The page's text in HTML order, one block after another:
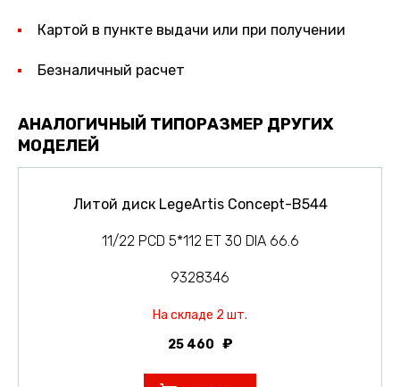
Картой в пункте выдачи или при получении
Безналичный расчет
АНАЛОГИЧНЫЙ ТИПОРАЗМЕР ДРУГИХ
МОДЕЛЕЙ
Литой диск LegeArtis Concept-B544
11/22 PCD 5*112 ET 30 DIA 66.6
9328346
На складе 2 шт.
25 460